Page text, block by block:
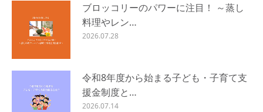
ブロッコリーのパワーに注目！ ～蒸し
料理やレン…
2026.07.28
令和8年度から始まる子ども・子育て支
援金制度と…
2026.07.14